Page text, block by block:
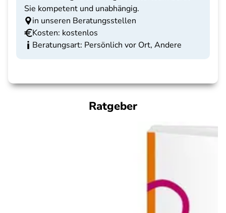
Sie kompetent und unabhängig.
in unseren Beratungsstellen
Kosten: kostenlos
Beratungsart: Persönlich vor Ort, Andere
Ratgeber